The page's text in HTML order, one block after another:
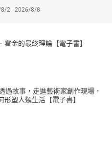
？本書透過科學實證，為陷入
情面的嚴厲拷問，但也或許，
次機會。
練」！☆
做對的事，是因為做對的事也
，都不會影響政治家的收入，寧
擁有等值的一票，這看似平
。
風向，放棄思考，選擇符合社
2 - 2026/8/8
霍金的最終理論【電子書】
過故事，走進藝術家創作現場，
塑人類生活【電子書】